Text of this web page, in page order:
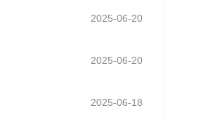
2025-06-20
2025-06-20
2025-06-18